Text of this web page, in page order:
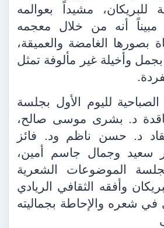
للبريكان، مشيداً بعوالمه
مبيناً أنه من خلال معجمه
بصورها الغامضة والعميقة،
وأخيلة غير مألوفة تمثل
لليوم الأول بجلسة
د. بشرى موسى صالح،
د. حسن ناظم ود. فائز
سعيد وجمال جاسم أمين،
الموضوعات الشعرية
وأفقه الثقافي الريادي
في شعره والإحاطة بجماليته